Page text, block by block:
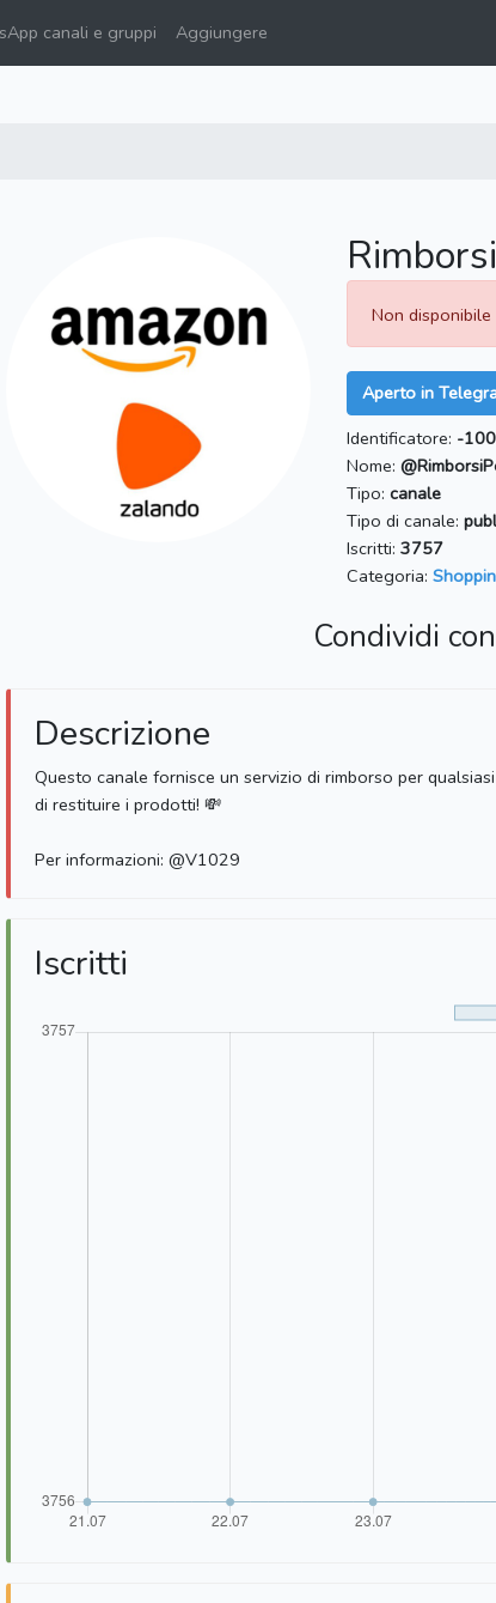
canali e gruppi Aggiungere
Non
Aperto in
Identificatore: -
Nome:
Tipo: canale
Tipo di canale:
Iscritti: 3757
Categoria:
Condividi
Descrizione
Questo canale fornisce un servizio di rimborso per
di restituire i prodotti! 💸
Per informazioni: @V1029
Iscritti